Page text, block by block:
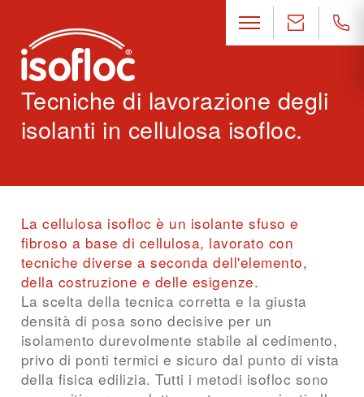
Tecniche di lavorazione degli
isolanti in cellulosa isofloc.
La cellulosa isofloc è un isolante sfuso e
fibroso a base di cellulosa, lavorato con
tecniche diverse a seconda dell'elemento,
della costruzione e delle esigenze.
La scelta della tecnica corretta e la giusta
densità di posa sono decisive per un
isolamento durevolmente stabile al cedimento,
privo di ponti termici e sicuro dal punto di vista
della fisica edilizia. Tutti i metodi isofloc sono